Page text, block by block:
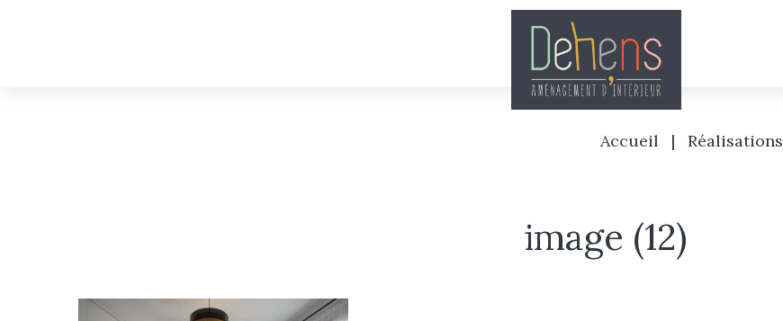
Accueil
Accueil | Réalisations
image (12)